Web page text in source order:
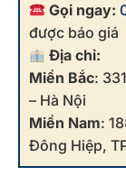
Gọi ngay:
được báo giá
Địa chỉ:
Miền Bắc:
– Hà Nội
Miền Nam:
Đông Hiệp,